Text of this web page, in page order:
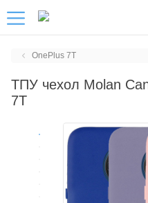
OnePlus 7T
ТПУ чехол Molan
7T